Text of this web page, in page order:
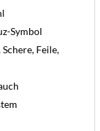
Symbol
Feile,